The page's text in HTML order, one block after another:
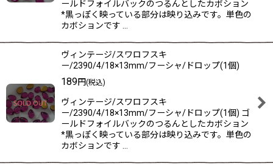
ールドフォイルバックのつるんとしたカボション
*黒っぽく映っている部分は映り込みです。単色の
カボションです …
ヴィンテージ/スワロフスキ
ー/2390/4/18×13mm/フーシャ/ドロップ(1個)
189円(税込)
ヴィンテージ/スワロフスキ
ー/2390/4/18×13mm/フーシャ/ドロップ(1個) ゴ
ールドフォイルバックのつるんとしたカボション
*黒っぽく映っている部分は映り込みです。単色の
カボションです …